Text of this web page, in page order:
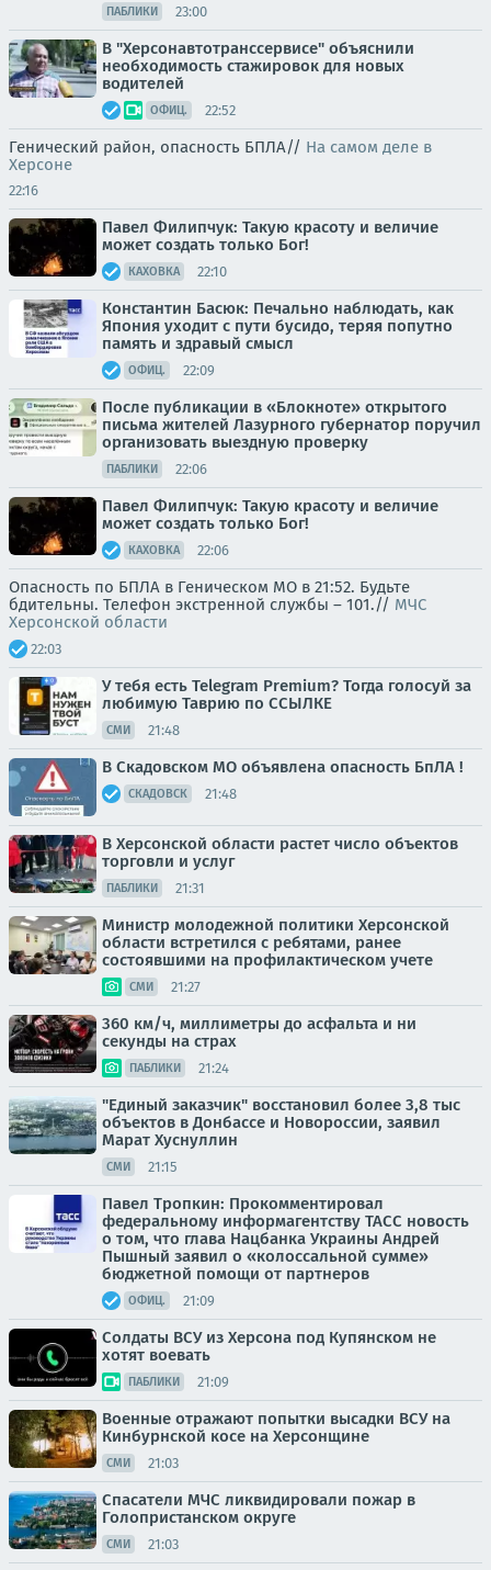
ПАБЛИКИ 23:00
В "Херсонавтотранссервисе" объяснили
необходимость стажировок для новых
водителей
ОФИЦ. 22:52
Генический район, опасность БПЛА// На самом деле в
Херсоне
22:16
Павел Филипчук: Такую красоту и величие
может создать только Бог!
КАХОВКА 22:10
Константин Басюк: Печально наблюдать, как
Япония уходит с пути бусидо, теряя попутно
память и здравый смысл
ОФИЦ. 22:09
После публикации в «Блокноте» открытого
письма жителей Лазурного губернатор поручил
организовать выездную проверку
ПАБЛИКИ 22:06
Павел Филипчук: Такую красоту и величие
может создать только Бог!
КАХОВКА 22:06
Опасность по БПЛА в Геническом МО в 21:52. Будьте
бдительны. Телефон экстренной службы – 101.// МЧС
Херсонской области
22:03
У тебя есть Telegram Premium? Тогда голосуй за
любимую Таврию по ССЫЛКЕ
СМИ 21:48
В Скадовском МО объявлена опасность БпЛА !
СКАДОВСК 21:48
В Херсонской области растет число объектов
торговли и услуг
ПАБЛИКИ 21:31
Министр молодежной политики Херсонской
области встретился с ребятами, ранее
состоявшими на профилактическом учете
СМИ 21:27
360 км/ч, миллиметры до асфальта и ни
секунды на страх
ПАБЛИКИ 21:24
"Единый заказчик" восстановил более 3,8 тыс
объектов в Донбассе и Новороссии, заявил
Марат Хуснуллин
СМИ 21:15
Павел Тропкин: Прокомментировал
федеральному информагентству ТАСС новость
о том, что глава Нацбанка Украины Андрей
Пышный заявил о «колоссальной сумме»
бюджетной помощи от партнеров
ОФИЦ. 21:09
Солдаты ВСУ из Херсона под Купянском не
хотят воевать
ПАБЛИКИ 21:09
Военные отражают попытки высадки ВСУ на
Кинбурнской косе на Херсонщине
СМИ 21:03
Спасатели МЧС ликвидировали пожар в
Голопристанском округе
СМИ 21:03